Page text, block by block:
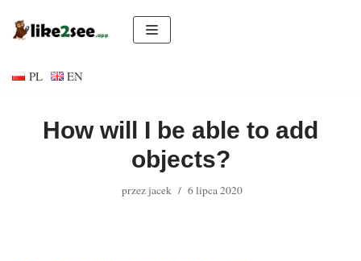
Przejdź
treści
PL EN
How will I be able to add
objects?
przezjacek 6 lipca 2020